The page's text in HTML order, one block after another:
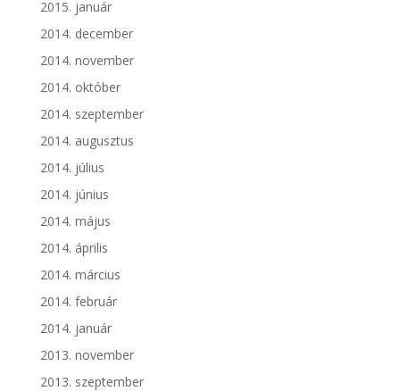
2015. január
2014. december
2014. november
2014. október
2014. szeptember
2014. augusztus
2014. július
2014. június
2014. május
2014. április
2014. március
2014. február
2014. január
2013. november
2013. szeptember